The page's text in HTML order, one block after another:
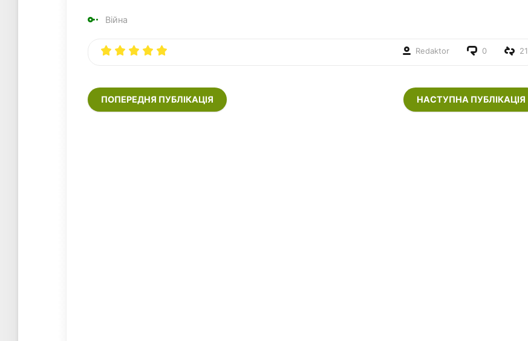
Війна
Redaktor 0 21
ПОПЕРЕДНЯ ПУБЛІКАЦІЯ НАСТУПНА ПУБЛІКАЦІЯ